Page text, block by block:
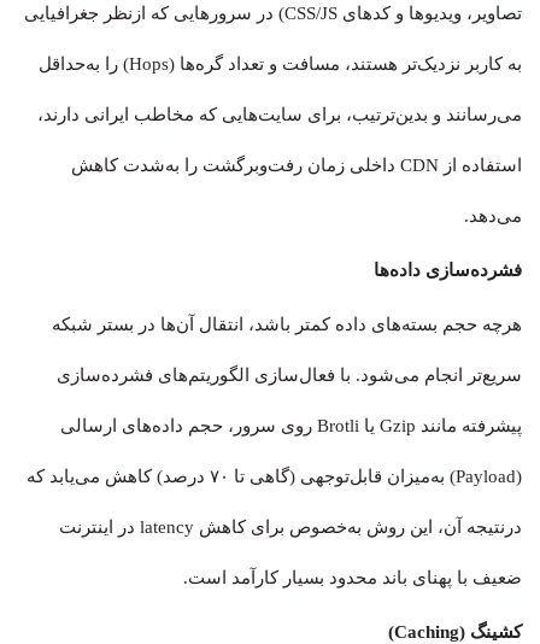
تصاویر، ویدیوها و کدهای CSS/JS) در سرورهایی که ازنظر جغرافیایی
به کاربر نزدیک‌تر هستند، مسافت و تعداد گره‌ها (Hops) را به‌حداقل
می‌رسانند و بدین‌ترتیب، برای سایت‌هایی که مخاطب ایرانی دارند،
استفاده از CDN داخلی زمان رفت‌وبرگشت را به‌شدت کاهش
می‌دهد.
فشرده‌سازی داده‌ها
هرچه حجم بسته‌های داده کمتر باشد، انتقال آن‌ها در بستر شبکه
سریع‌تر انجام می‌شود. با فعال‌سازی الگوریتم‌های فشرده‌سازی
پیشرفته مانند Gzip یا Brotli روی سرور، حجم داده‌های ارسالی
(Payload) به‌میزان قابل‌توجهی (گاهی تا ۷۰ درصد) کاهش می‌یابد که
درنتیجه آن، این روش به‌خصوص برای کاهش latency در اینترنت
ضعیف با پهنای باند محدود بسیار کارآمد است.
کشینگ (Caching)